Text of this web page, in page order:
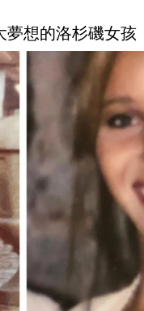
夢想的洛杉磯女孩